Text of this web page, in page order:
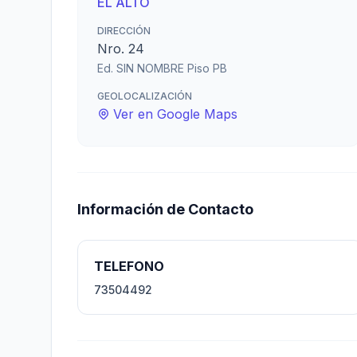
DIRECCIÓN
Nro. 24
Ed. SIN NOMBRE Piso PB
GEOLOCALIZACIÓN
Ver en Google Maps
Información de Contacto
TELEFONO
73504492